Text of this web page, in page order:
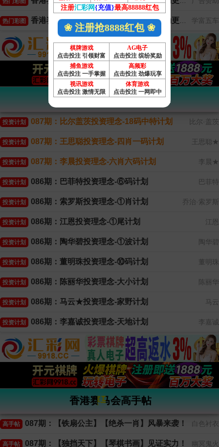
注册汇彩网{充值}最高88888红包
❀ 注册抢8888红包 ❀
棋牌游戏
点击投注 引领财富
AG电子
点击投注 缤纷奖励
捕鱼游戏
点击投注 一手掌握
高频彩
点击投注 劲爆玩享
视讯游戏
点击投注 激情无限
体育游戏
点击投注 一网即中
学富五车
热门彩图 香港赛马会提供→【平特心水图】←自动更新
香港赛马会投资计划
比尔·盖茨
投资计划 087期：比尔盖茨投资理念-18码中特计划
王思聪★
投资计划 087期：王思聪投资理念-四肖一码计划
李晨★
投资计划 087期：李晨投资理念-六肖六码计划
巴菲特
投资计划 086期：巴菲特投资理念-⑥码计划
乔治·索罗斯
投资计划 086期：索罗斯投资理念-①肖计划
江恩
投资计划 086期：江恩投资理念-①尾计划
陶华碧
投资计划 086期：陶华碧投资理念-①波计划
董明珠
投资计划 086期：董明珠投资理念-⑩码计划
陈丽华
投资计划 086期：陈丽华投资理念-大小计划
马云
投资计划 086期：马云★投资理念-家野计划
李嘉诚
投资计划 086期：李嘉诚投资理念-天地计划
香港赛马会高手帖
白色衬衣
高手帖 087期：【铁扇公主】【绝杀一肖】风暴来袭！
幽冥鬼火
高手帖 087期：【独挡天下】【琴棋书画】见证实力！